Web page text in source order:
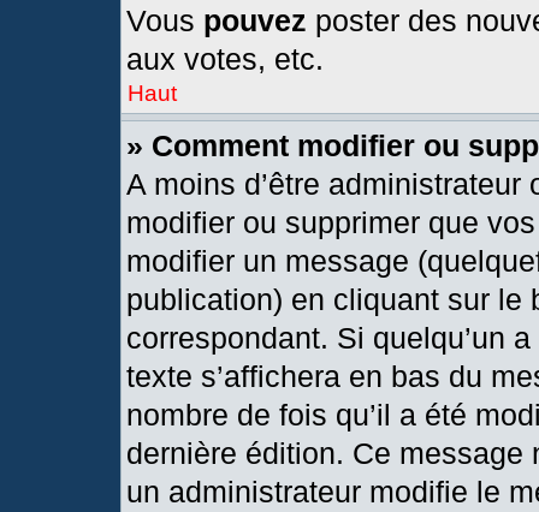
Vous pouvez poster des
aux votes, etc.
Haut
» Comment modifier ou
A moins d’être
modifier ou supprimer que
modifier un message
publication) en cliquant sur le
correspondant. Si quelqu’un
texte s’affichera en bas du
nombre de fois qu’il a été
dernière édition. Ce message
un administrateur modifie le